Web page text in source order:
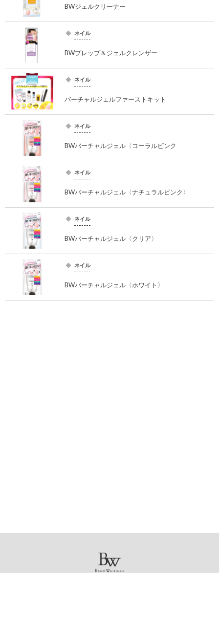
BWジェルクリーナー
ネイル
BWプレップ＆ジェルクレンザー
ネイル
バーチャルジェルファーストキット
ネイル
BWバーチャルジェル〈コーラルピンク
ネイル
BWバーチャルジェル〈ナチュラルピンク〉
ネイル
BWバーチャルジェル〈クリア〉
ネイル
BWバーチャルジェル〈ホワイト〉